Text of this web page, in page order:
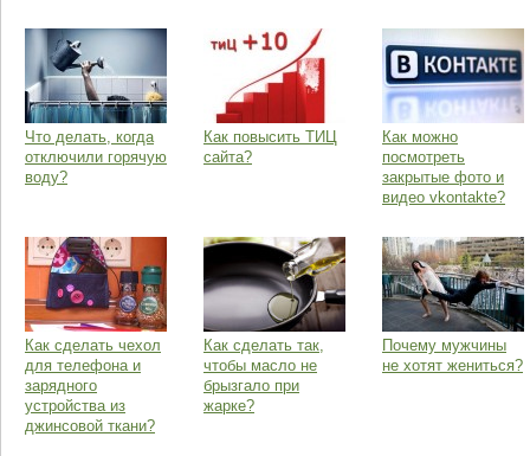
Что делать, когда
отключили горячую
воду?
Как повысить ТИЦ
сайта?
Как можно
посмотреть
закрытые фото и
видео vkontakte?
Как сделать чехол
для телефона и
зарядного
устройства из
джинсовой ткани?
Как сделать так,
чтобы масло не
брызгало при
жарке?
Почему мужчины
не хотят жениться?